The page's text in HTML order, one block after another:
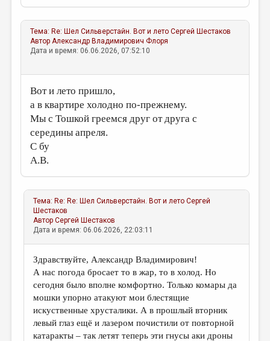
РЕЦЕНЗИРОВАНИЕ
ЦИКЛЫ ПУБЛИКАЦИЙ
ТРЕДИАКОВСКИЙ
ВКОНТАКТЕ
Тема: Re: Шел Сильверстайн. Вот и лето Сергей Шестаков
АвторАлександр Владимирович Флоря
Дата и время: 06.06.2026, 07:52:10
Вот и лето пришло,
а в квартире холодно по-прежнему.
Мы с Тошкой греемся друг от друга с
середины апреля.
С бу
А.В.
Тема: Re: Re: Шел Сильверстайн. Вот и лето Сергей
Шестаков
АвторСергей Шестаков
Дата и время: 06.06.2026, 22:03:11
Здравствуйте, Александр Владимирович!
А нас погода бросает то в жар, то в холод. Но
сегодня было вполне комфортно. Только комары да
мошки упорно атакуют мои блестящие
искуственные хрусталики. А в прошлый вторник
левый глаз ещё и лазером почистили от повторной
катаракты – так летят теперь эти гнусы аки дроны